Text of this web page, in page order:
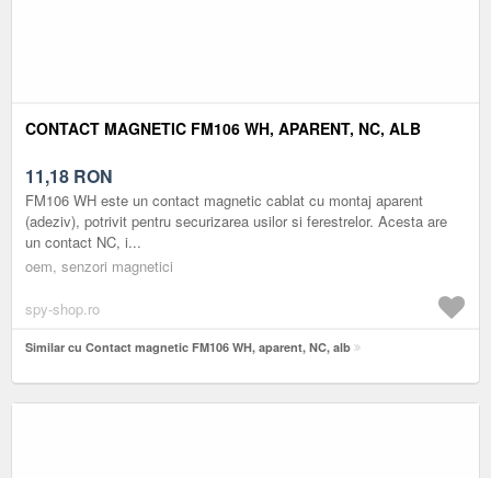
CONTACT MAGNETIC FM106 WH, APARENT, NC, ALB
11,18 RON
FM106 WH este un contact magnetic cablat cu montaj aparent
(adeziv), potrivit pentru securizarea usilor si ferestrelor. Acesta are
un contact NC, i...
oem, senzori magnetici
spy-shop.ro
Similar cu Contact magnetic FM106 WH, aparent, NC, alb